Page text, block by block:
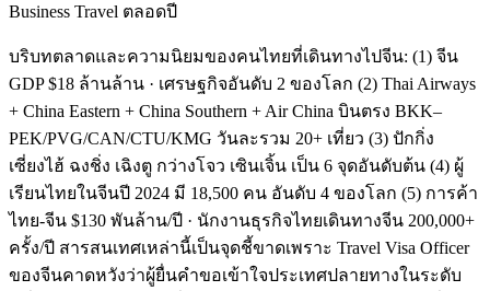
Business Travel ตลอดปี
บริบทตลาดและความนิยมของคนไทยที่เดินทางไปจีน: (1) จีน
GDP $18 ล้านล้าน · เศรษฐกิจอันดับ 2 ของโลก (2) Thai Airways
+ China Eastern + China Southern + Air China บินตรง BKK–
PEK/PVG/CAN/CTU/KMG วันละรวม 20+ เที่ยว (3) ปักกิ่ง
เซี่ยงไฮ้ ฉงชิ่ง เฉิงตู กว่างโจว เซินเจิ้น เป็น 6 จุดอันดับต้น (4) ผู้
เรียนไทยในจีนปี 2024 มี 18,500 คน อันดับ 4 ของโลก (5) การค้า
ไทย-จีน $130 พันล้าน/ปี · นักงานธุรกิจไทยเดินทางจีน 200,000+
ครั้ง/ปี สารสนเทศเหล่านี้เป็นจุดชี้ขาดเพราะ Travel Visa Officer
ของจีนคาดหวังว่าผู้ยื่นคำขอเข้าใจประเทศปลายทางในระดับ